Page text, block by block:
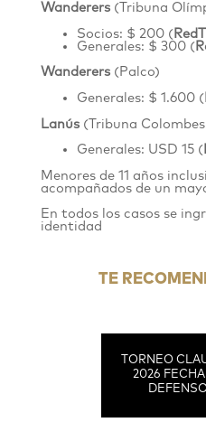
Wanderers(Tribuna
Socios: $ 200 (
Generales: $ 300 (
Wanderers(Palco)
Generales: $ 1.600 (
Lanús(Tribuna
Generales: USD 15 (
Menores de 11 años
acompañados de un
En todos los casos se
identidad
TE
TORNEO
2026 FECHA